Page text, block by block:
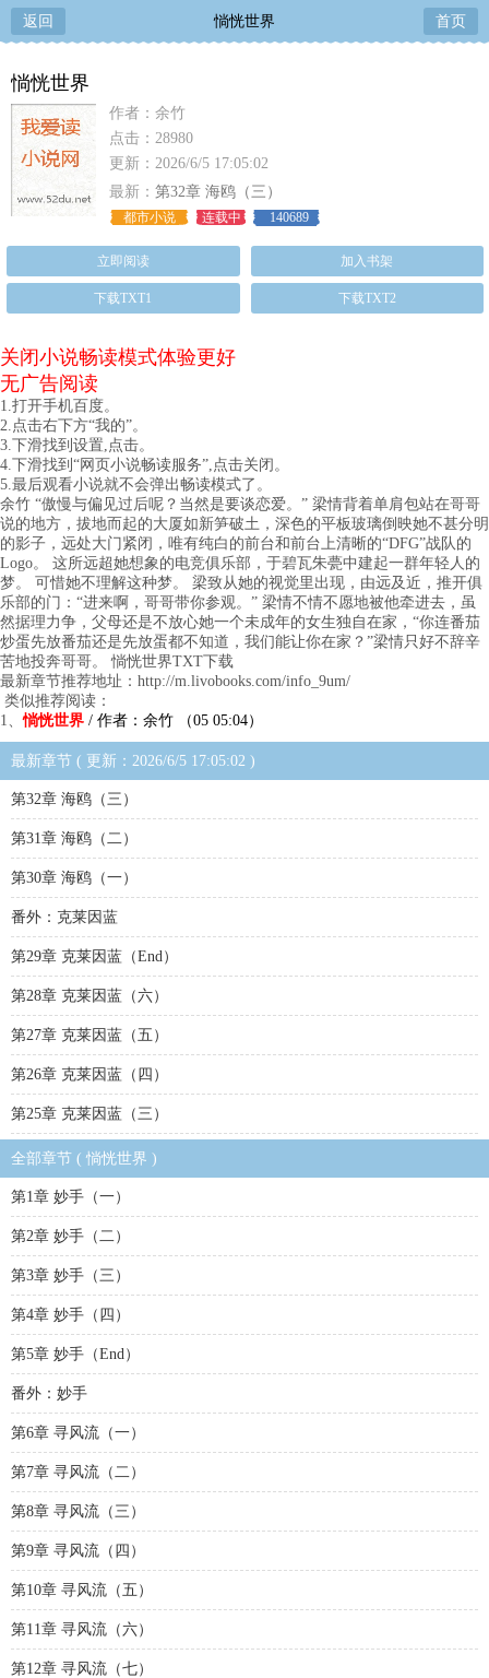
返回 惝恍世界 首页
惝恍世界
作者：余竹
点击：28980
更新：2026/6/5 17:05:02
最新： 第32章 海鸥（三）
都市小说 连载中 140689
立即阅读 加入书架
下载TXT1 下载TXT2
关闭小说畅读模式体验更好
无广告阅读
1.打开手机百度。
2.点击右下方“我的”。
3.下滑找到设置,点击。
4.下滑找到“网页小说畅读服务”,点击关闭。
5.最后观看小说就不会弹出畅读模式了。
余竹 “傲慢与偏见过后呢？当然是要谈恋爱。” 梁情背着单肩包站在哥哥
说的地方，拔地而起的大厦如新笋破土，深色的平板玻璃倒映她不甚分明
的影子，远处大门紧闭，唯有纯白的前台和前台上清晰的“DFG”战队的
Logo。 这所远超她想象的电竞俱乐部，于碧瓦朱甍中建起一群年轻人的
梦。 可惜她不理解这种梦。 梁致从她的视觉里出现，由远及近，推开俱
乐部的门：“进来啊，哥哥带你参观。” 梁情不情不愿地被他牵进去，虽
然据理力争，父母还是不放心她一个未成年的女生独自在家，“你连番茄
炒蛋先放番茄还是先放蛋都不知道，我们能让你在家？”梁情只好不辞辛
苦地投奔哥哥。 惝恍世界TXT下载
最新章节推荐地址：http://m.livobooks.com/info_9um/
类似推荐阅读：
1、惝恍世界 / 作者：余竹 （05 05:04）
最新章节 ( 更新：2026/6/5 17:05:02 )
第32章 海鸥（三）
第31章 海鸥（二）
第30章 海鸥（一）
番外：克莱因蓝
第29章 克莱因蓝（End）
第28章 克莱因蓝（六）
第27章 克莱因蓝（五）
第26章 克莱因蓝（四）
第25章 克莱因蓝（三）
全部章节 ( 惝恍世界 )
第1章 妙手（一）
第2章 妙手（二）
第3章 妙手（三）
第4章 妙手（四）
第5章 妙手（End）
番外：妙手
第6章 寻风流（一）
第7章 寻风流（二）
第8章 寻风流（三）
第9章 寻风流（四）
第10章 寻风流（五）
第11章 寻风流（六）
第12章 寻风流（七）